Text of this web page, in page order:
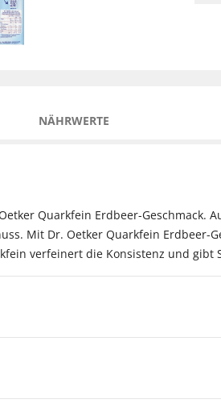
NÄHRWERTE
Quarkfein Erdbeer-Geschmack.
Mit Dr. Oetker Quarkfein
verfeinert die Konsistenz und gibt